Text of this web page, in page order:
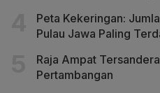
Peta Kekeringan:
Pulau Jawa Paling
Raja Ampat
Pertambangan